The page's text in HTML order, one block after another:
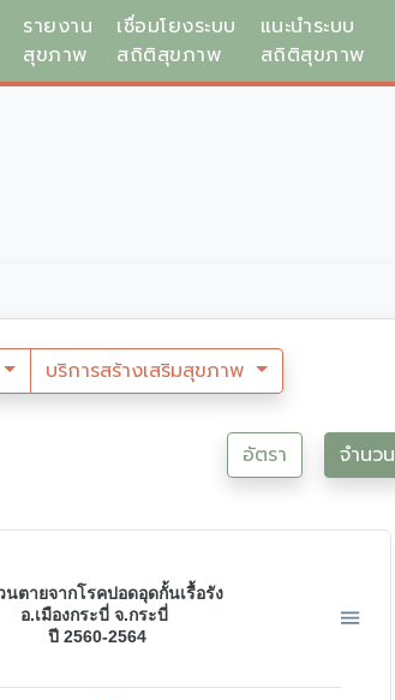
รายงาน
สุขภาพ
เชื่อมโยงระบบ
สถิติสุขภาพ
แนะนำระบบ
สถิติสุขภาพ
บริการสร้างเสริมสุขภาพ
อัตรา จำนวน